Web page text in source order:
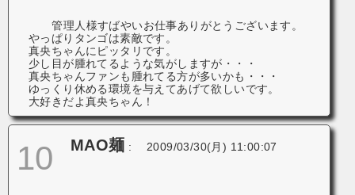
管理人様すばやいお仕事ありがとうございます。
やっぱりタンゴは素敵です。
真央ちゃんにピッタリです。
少し目が腫れてるような気がしますが・・・
真央ちゃんファンも腫れてる方が多いかも・・・
ゆっくり休める環境を与えてあげて欲しいです。
大好きだよ真央ちゃん！
10 MAO麺 : 2009/03/30(月) 11:00:07